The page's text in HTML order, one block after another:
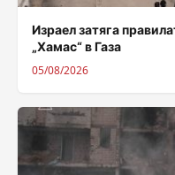
Израел затяга
„Хамас“ в Газа
05/08/2026